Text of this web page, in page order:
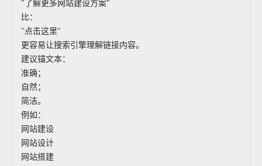
"了解更多网站建设方案"
比：
"点击这里"
更容易让搜索引擎理解链接内容。
建议锚文本：
准确；
自然；
简洁。
例如：
网站建设
网站设计
网站搭建